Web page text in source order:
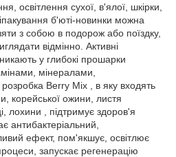
освітлення сухої, в'ялої, шкірки,
б'юті-новинки можна
з собою в подорож або поїздку,
відмінно. Активні
у глибокі прошарки
мінералами,
Berry Mix , в яку входять
корейської ожини, листя
лохини , підтримує здоров'я
антибактеріальний,
ефект, пом'якшує, освітлює
запускає регенерацію